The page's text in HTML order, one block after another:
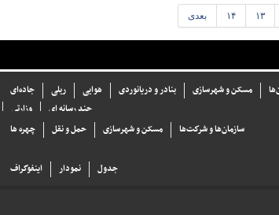
۱۳ ۱۴ بعدی
جاده‌ای ریلی هوایی بنادر و دریانوردی مسکن و شهرسازی
وزارتی
چند رسانه ای
چهره ها حمل و نقل مسکن و شهرسازی سازما‌ن‌ها و شركت‌ها
اینفوگراف نمودار جدول